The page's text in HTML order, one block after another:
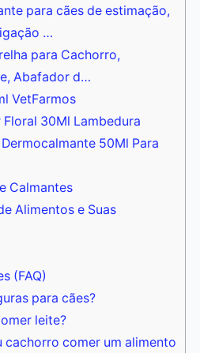
para cães de estimação,
…
para Cachorro,
Abafador d…
VetFarmos
30Ml Lambedura
50Ml Para
Calmantes
Alimentos e Suas
(FAQ)
para cães?
leite?
cachorro comer um alimento